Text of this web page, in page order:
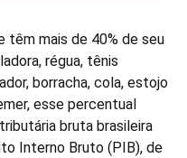
têm mais de 40% de seu
régua, tênis
borracha, cola, estojo
esse percentual
bruta brasileira
Interno Bruto (PIB), de